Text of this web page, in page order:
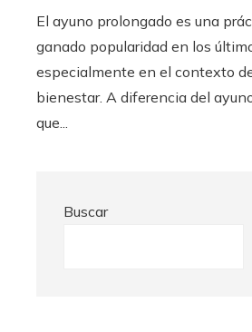
El ayuno prolongado es una
ganado popularidad en los
especialmente en el contexto
bienestar. A diferencia del
que...
Buscar